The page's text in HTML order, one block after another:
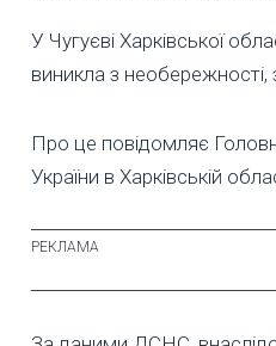
У Чугуєві Харківської
виникла з необережності,
Про це повідомляє
України в Харківській